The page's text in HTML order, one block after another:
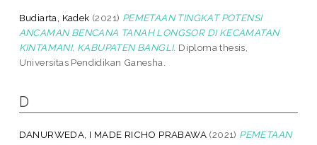
Budiarta, Kadek (2021) PEMETAAN TINGKAT POTENSI
ANCAMAN BENCANA TANAH LONGSOR DI KECAMATAN
KINTAMANI, KABUPATEN BANGLI. Diploma thesis,
Universitas Pendidikan Ganesha.
D
DANURWEDA, I MADE RICHO PRABAWA (2021) PEMETAAN